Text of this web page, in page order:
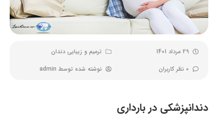
29 مرداد 1401
ترمیم و زیبایی دندان
0 نظر کاربران
نوشته شده توسط admin
دندانپزشکی در بارداری